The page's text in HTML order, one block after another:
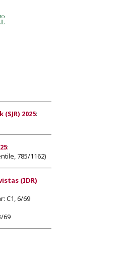
2025:
:
785/1162)
(IDR)
C1, 6/69
69